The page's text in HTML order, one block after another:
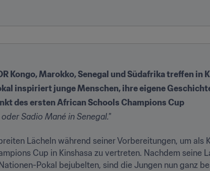
Kongo, Marokko, Senegal und Südafrika treffen in
inspiriert junge Menschen, ihre eigene
des ersten African Schools Champions Cup
Sadio Mané in Senegal."
Lächeln während seiner Vorbereitungen, um als
Cup in Kinshasa zu vertreten. Nachdem seine
Pokal bejubelten, sind die Jungen nun ganz